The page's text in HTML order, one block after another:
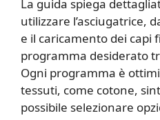
La guida spiega
utilizzare l’asciugatrice,
e il caricamento dei capi
programma desiderato
Ogni programma è
tessuti, come cotone,
possibile selezionare